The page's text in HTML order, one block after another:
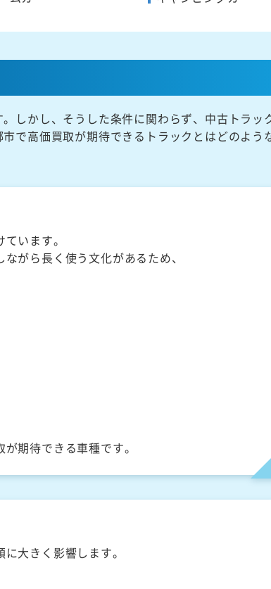
しかし、そうした条件に関わらず、中古トラッ
で高価買取が期待できるトラックとはどのよう
います。
がら長く使う文化があるため、
期待できる車種です。
大きく影響します。